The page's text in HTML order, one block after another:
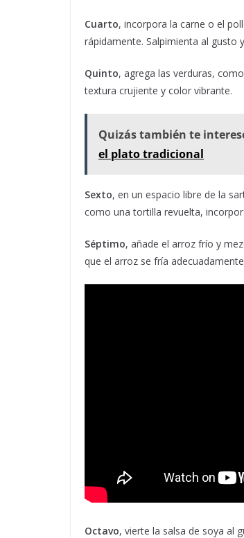
Cuarto, incorpora la carne o el
rápidamente. Salpimienta al gusto
Quinto, agrega las verduras,
textura crujiente y color vibrante.
Quizás también te
el plato tradicional
Sexto, en un espacio libre de la
como una tortilla revuelta,
Séptimo, añade el arroz frío y
que el arroz se fría
Octavo, vierte la salsa de soya al